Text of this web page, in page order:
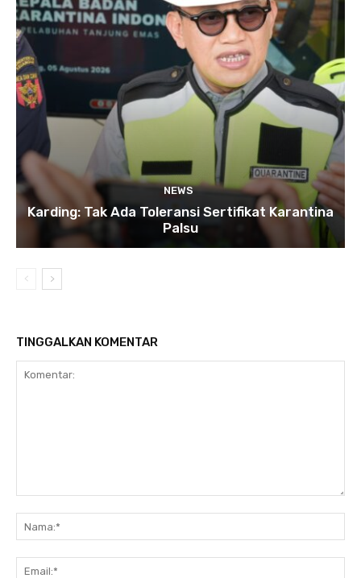
NEWS
Karding: Tak Ada Toleransi Sertifikat Karantina
Palsu
TINGGALKAN KOMENTAR